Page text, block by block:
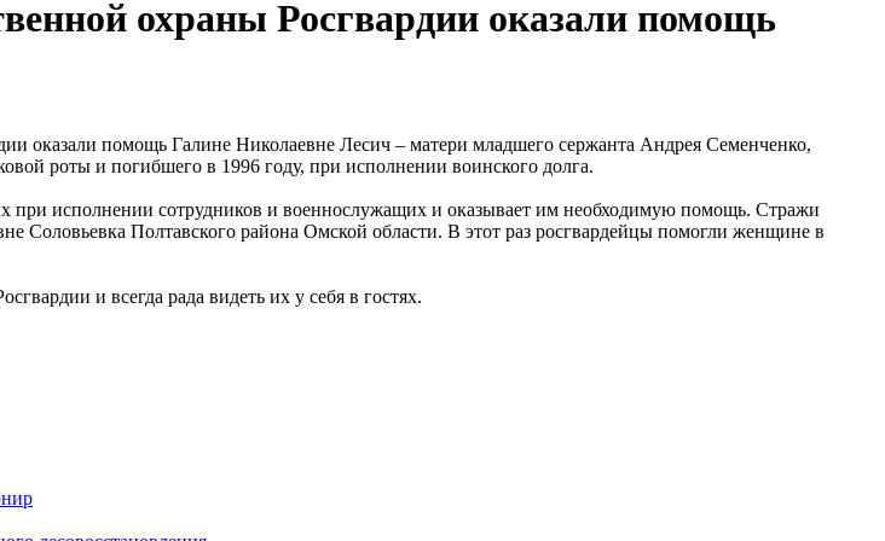
охраны Росгвардии оказали помощь
оказали помощь Галине Николаевне Лесич – матери младшего сержанта Андрея Семенченко,
роты и погибшего в 1996 году, при исполнении воинского долга.
исполнении сотрудников и военнослужащих и оказывает им необходимую помощь. Стражи
Полтавского района Омской области. В этот раз росгвардейцы помогли женщине в
и всегда рада видеть их у себя в гостях.